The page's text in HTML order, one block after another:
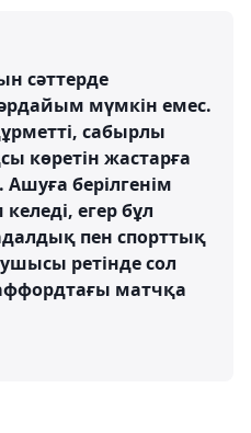
сәттерде
мүмкін емес.
сабырлы
көретін жастарға
Ашуға берілгенім
егер бұл
пен спорттық
ретінде сол
матчқа